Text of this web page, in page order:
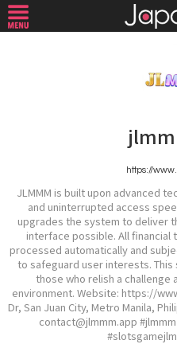
https://
JLMMM is built upon advanced
and uninterrupted access
upgrades the system to deliver
interface possible. All
processed automatically and
to safeguard user interests.
those who relish a challenge
environment. Website: https://
Dr, San Juan City, Metro Manila,
contact@jlmmm.app